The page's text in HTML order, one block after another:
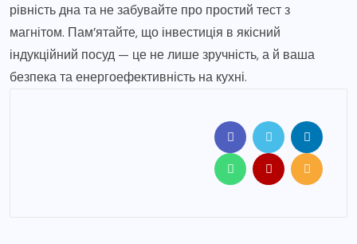
рівність дна та не забувайте про простий тест з
магнітом. Пам’ятайте, що інвестиція в якісний
індукційний посуд — це не лише зручність, а й ваша
безпека та енергоефективність на кухні.